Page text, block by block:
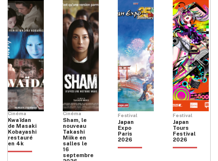
Cinéma
Kwaïdan
de Masaki
Kobayashi
restauré
en 4k
Cinéma
Sham, le
nouveau
Takashi
Miike en
salles le
16
septembre
Festival
Japan
Expo
Paris
2026
Festival
Japan
Tours
Festival
2026